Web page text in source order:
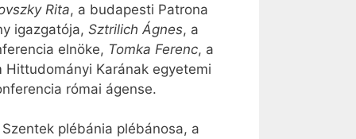
Rita, a budapesti Patrona
igazgatója, Sztrilich Ágnes, a
elnöke, Tomka Ferenc, a
Hittudományi Karának egyetemi
római ágense.
plébánia plébánosa, a